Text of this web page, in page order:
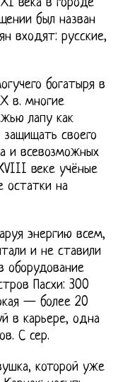
века в городе
был назван
входят: русские,
богатыря в
в. многие
лапу как
своего
и всевозможных
веке учёные
остатки на
энергию всем,
и не ставили
оборудование
Пасхи: 300
— более 20
в карьере, одна
С сер.
которой уже